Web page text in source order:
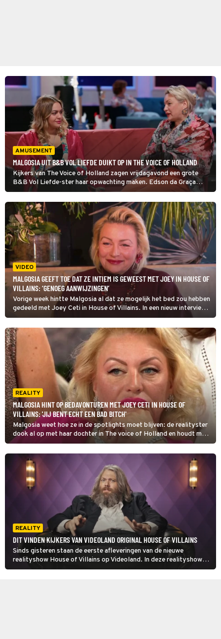
AMUSEMENT
MALGOSIA UIT B&B VOL LIEFDE DUIKT OP IN THE VOICE OF HOLLAND
Kijkers van The Voice of Holland zagen vrijdagavond een grote
B&B Vol Liefde-ster haar opwachting maken. Edson da Graça
verwelkomde niemand minder dan Malgosia. Maar zij kwam niet
zelf zingen.
VIDEO
MALGOSIA GEEFT TOE DAT ZE INTIEM IS GEWEEST MET JOEY IN HOUSE OF
VILLAINS: ‘GENOEG AANWIJZINGEN’
Vorige week hintte Malgosia al dat ze mogelijk het bed zou hebben
gedeeld met Joey Ceti in House of Villains. In een nieuw interview
geeft ze meer duidelijkheid.
REALITY
MALGOSIA HINT OP BEDAVONTUREN MET JOEY CETI IN HOUSE OF
VILLAINS: 'JIJ BENT ECHT EEN BAD BITCH'
Malgosia weet hoe ze in de spotlights moet blijven: de realityster
dook al op met haar dochter in The voice of Holland en houdt met
haar deelname aan House of villains ook de gemoederen bezig. Ze
ontkent niet dat ze intiem is geweest met medekandidaat Joey
Ceti.
REALITY
DIT VINDEN KIJKERS VAN VIDEOLAND ORIGINAL HOUSE OF VILLAINS
Sinds gisteren staan de eerste afleveringen van de nieuwe
realityshow House of Villains op Videoland. In deze realityshow
worden de grootste reality-schurken van Nederland samen